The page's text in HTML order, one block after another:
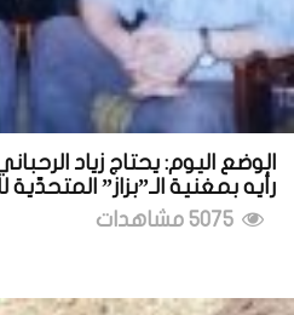
الوضع اليوم: يحتاج زياد
رأيه بمغنية الـ”بزاز” المتحدّية